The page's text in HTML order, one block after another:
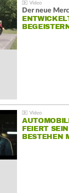
Der neue
FEIERT
BESTEHEN